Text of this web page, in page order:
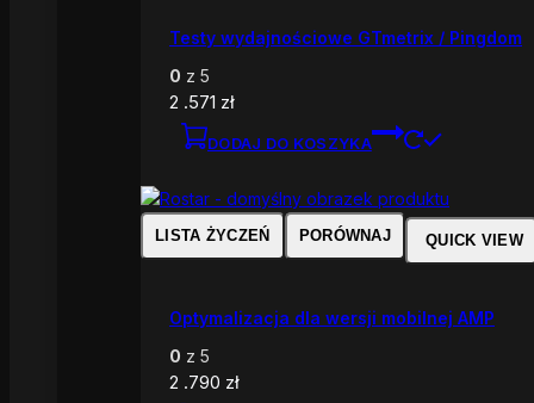
Testy wydajnościowe GTmetrix / Pingdom
0 z 5
2 .571 zł
DODAJ DO KOSZYKA
LISTA ŻYCZEŃ PORÓWNAJ QUICK VIEW
Optymalizacja dla wersji mobilnej AMP
0 z 5
2 .790 zł